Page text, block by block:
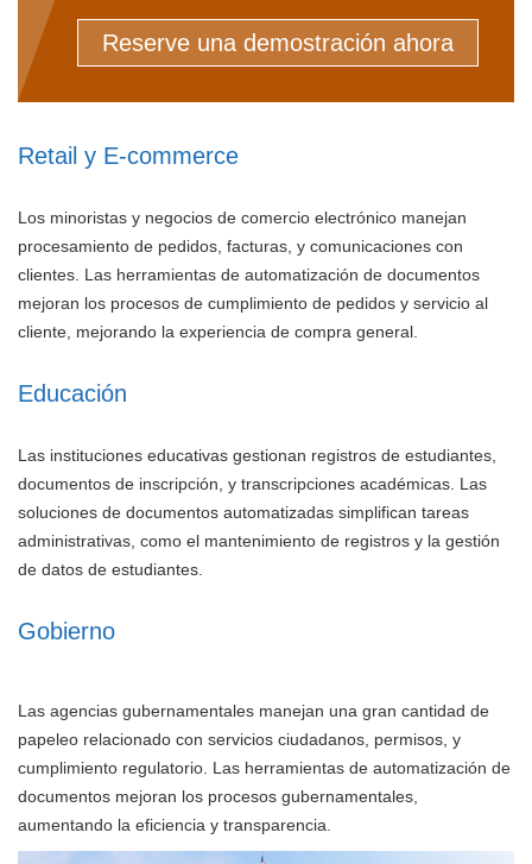
Reserve una demostración ahora
Retail y E-commerce
Los minoristas y negocios de comercio electrónico manejan
procesamiento de pedidos, facturas, y comunicaciones con
clientes. Las herramientas de automatización de documentos
mejoran los procesos de cumplimiento de pedidos y servicio al
cliente, mejorando la experiencia de compra general.
Educación
Las instituciones educativas gestionan registros de estudiantes,
documentos de inscripción, y transcripciones académicas. Las
soluciones de documentos automatizadas simplifican tareas
administrativas, como el mantenimiento de registros y la gestión
de datos de estudiantes.
Gobierno
Las agencias gubernamentales manejan una gran cantidad de
papeleo relacionado con servicios ciudadanos, permisos, y
cumplimiento regulatorio. Las herramientas de automatización de
documentos mejoran los procesos gubernamentales,
aumentando la eficiencia y transparencia.